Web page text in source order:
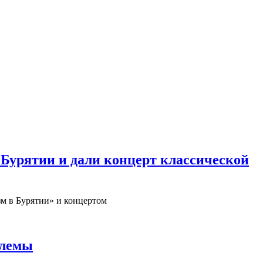
и дали концерт классической
в Бурятии» и концертом